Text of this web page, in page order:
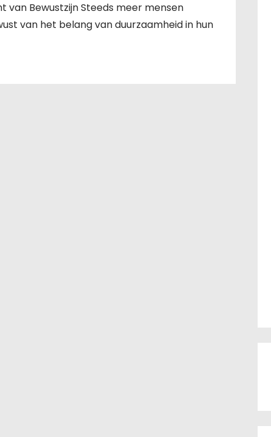
van Bewustzijn Steeds meer mensen
van het belang van duurzaamheid in hun